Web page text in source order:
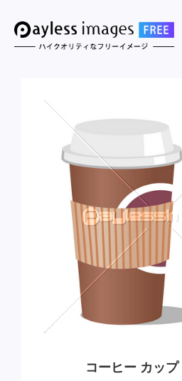
コーヒー カッ